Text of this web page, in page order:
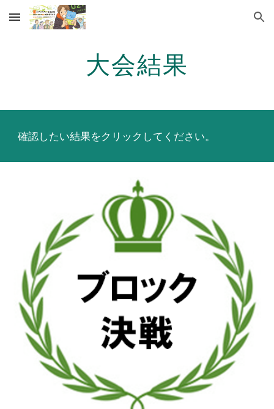
Skip to main content Skip to navigation
大会結果
確認したい結果をクリックしてください。